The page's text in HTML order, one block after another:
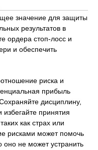
значение для защиты
результатов в
ордера стоп-лосс и
и обеспечить
риска и
прибыль
дисциплину,
принятия
как страх или
рисками может помочь
оно не может устранить